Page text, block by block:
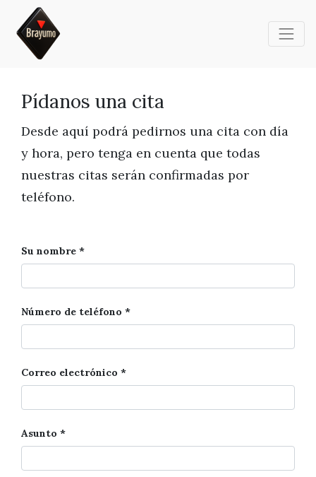
Pídanos una cita
Desde aquí podrá pedirnos una cita con día
y hora, pero tenga en cuenta que todas
nuestras citas serán confirmadas por
teléfono.
Su nombre
Número de teléfono
Correo electrónico
Asunto